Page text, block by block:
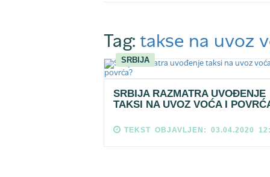
Tag: takse na uvoz
SRBIJA
SRBIJA RAZMATRA UVOĐENJE
TAKSI NA UVOZ VOĆA I
TEKST OBJAVLJEN: 03.04.2020